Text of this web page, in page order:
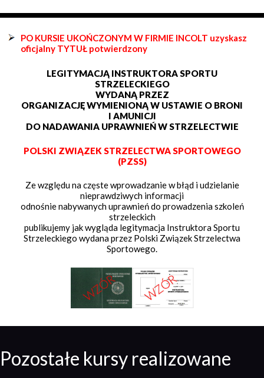
PO KURSIE UKOŃCZONYM W FIRMIE INCOLT uzyskasz
oficjalny TYTUŁ potwierdzony
LEGITYMACJĄ INSTRUKTORA SPORTU
STRZELECKIEGO
WYDANĄ PRZEZ
ORGANIZACJĘ WYMIENIONĄ W USTAWIE O BRONI
I AMUNICJI
DO NADAWANIA UPRAWNIEŃ W STRZELECTWIE
POLSKI ZWIĄZEK STRZELECTWA SPORTOWEGO
(PZSS)
Ze względu na częste wprowadzanie w błąd i udzielanie
nieprawdziwych informacji
odnośnie nabywanych uprawnień do prowadzenia szkoleń
strzeleckich
publikujemy jak wygląda legitymacja Instruktora Sportu
Strzeleckiego wydana przez Polski Związek Strzelectwa
Sportowego.
Pozostałe kursy realizowane